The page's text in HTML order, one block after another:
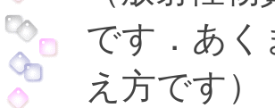
です．あく
え方です）